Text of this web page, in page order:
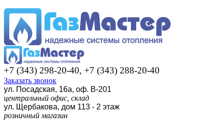
+7 (343) 298-20-40, +7 (343) 288-20-40
Заказать звонок
ул. Посадская, 16а, оф. В-201
центральный офис, склад
ул. Щербакова, дом 113 - 2 этаж
розничный магазин